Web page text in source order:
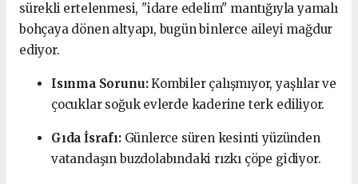
sürekli ertelenmesi, "idare edelim" mantığıyla yamalı
bohçaya dönen altyapı, bugün binlerce aileyi mağdur
ediyor.
Isınma Sorunu:Kombiler çalışmıyor, yaşlılar ve
çocuklar soğuk evlerde kaderine terk ediliyor.
Gıda İsrafı:Günlerce süren kesinti yüzünden
vatandaşın buzdolabındaki rızkı çöpe gidiyor.